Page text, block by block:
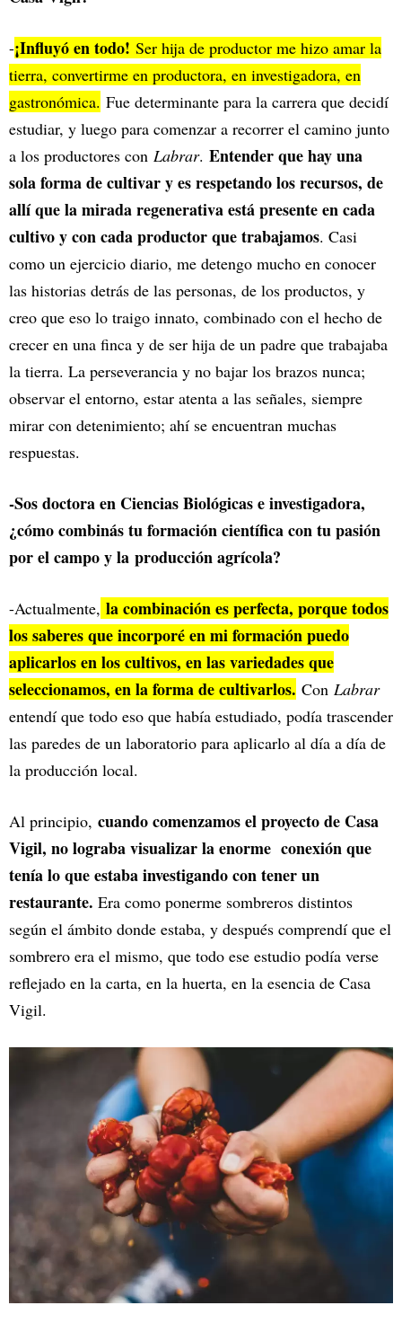
-¡Influyó en todo! Ser hija de productor me hizo amar la
tierra, convertirme en productora, en investigadora, en
gastronómica. Fue determinante para la carrera que decidí
estudiar, y luego para comenzar a recorrer el camino junto
a los productores con Labrar. Entender que hay una
sola forma de cultivar y es respetando los recursos, de
allí que la mirada regenerativa está presente en cada
cultivo y con cada productor que trabajamos. Casi
como un ejercicio diario, me detengo mucho en conocer
las historias detrás de las personas, de los productos, y
creo que eso lo traigo innato, combinado con el hecho de
crecer en una finca y de ser hija de un padre que trabajaba
la tierra. La perseverancia y no bajar los brazos nunca;
observar el entorno, estar atenta a las señales, siempre
mirar con detenimiento; ahí se encuentran muchas
respuestas.
-Sos doctora en Ciencias Biológicas e investigadora,
¿cómo combinás tu formación científica con tu pasión
por el campo y la producción agrícola?
-Actualmente, la combinación es perfecta, porque todos
los saberes que incorporé en mi formación puedo
aplicarlos en los cultivos, en las variedades que
seleccionamos, en la forma de cultivarlos. Con Labrar
entendí que todo eso que había estudiado, podía trascender
las paredes de un laboratorio para aplicarlo al día a día de
la producción local.
Al principio, cuando comenzamos el proyecto de Casa
Vigil, no lograba visualizar la enorme conexión que
tenía lo que estaba investigando con tener un
restaurante. Era como ponerme sombreros distintos
según el ámbito donde estaba, y después comprendí que el
sombrero era el mismo, que todo ese estudio podía verse
reflejado en la carta, en la huerta, en la esencia de Casa
Vigil.